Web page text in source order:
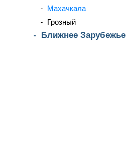
Махачкала
Грозный
Ближнее Зарубежье